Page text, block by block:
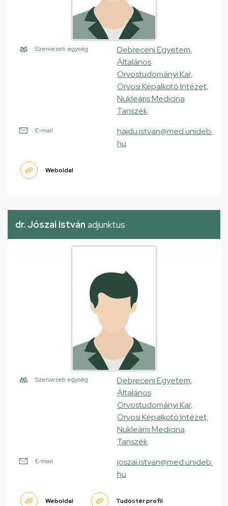
Szervezeti egység
Debreceni Egyetem,
Általános
Orvostudományi Kar,
Orvosi Képalkotó Intézet,
Nukleáris Medicina
Tanszék
E-mail
hajdu.istvan@med.unideb.
hu
Weboldal
dr. Jószai István adjunktus
Szervezeti egység
Debreceni Egyetem,
Általános
Orvostudományi Kar,
Orvosi Képalkotó Intézet,
Nukleáris Medicina
Tanszék
E-mail
joszai.istvan@med.unideb.
hu
Weboldal Tudóstér profil